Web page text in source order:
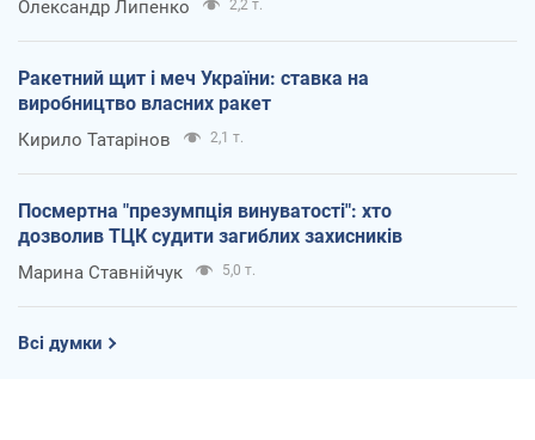
Олександр Липенко 2,2 т.
Ракетний щит і меч України: ставка на
виробництво власних ракет
Кирило Татарінов 2,1 т.
Посмертна "презумпція винуватості": хто
дозволив ТЦК судити загиблих захисників
Марина Ставнійчук 5,0 т.
Всі думки